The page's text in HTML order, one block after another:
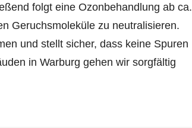
folgt eine Ozonbehandlung ab ca.
Geruchsmoleküle zu neutralisieren.
und stellt sicher, dass keine Spuren
in Warburg gehen wir sorgfältig